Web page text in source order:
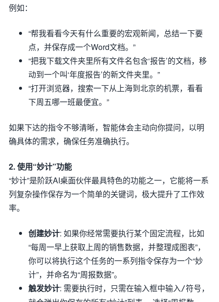
例如：
“帮我看看今天有什么重要的宏观新闻，总结一下要
点，并保存成一个Word文档。”
“把我下载文件夹里所有文件名包含‘报告’的文档，移
动到一个叫‘年度报告’的新文件夹里。”
“打开浏览器，搜索一下从上海到北京的机票，看看
下周五哪一班最便宜。”
如果下达的指令不够清晰，智能体会主动向你提问，以明
确具体的需求，确保任务准确执行。
2. 使用“妙计”功能
“妙计”是阶跃AI桌面伙伴最具特色的功能之一，它能将一系
列复杂操作保存为一个简单的关键词，极大提升了工作效
率。
创建妙计: 如果你经常需要执行某个固定流程，比如
“每周一早上获取上周的销售数据，并整理成图表”，
你可以将执行这个任务的一系列指令保存为一个“妙
计”，并命名为“周报数据”。
触发妙计: 需要执行时，只需在输入框中输入 /符号，